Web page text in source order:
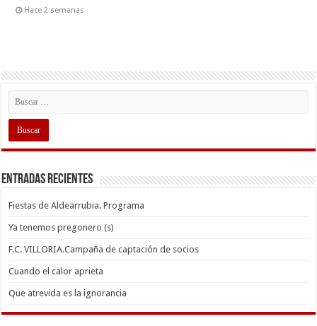
Hace 2 semanas
Entradas recientes
Fiestas de Aldearrubia. Programa
Ya tenemos pregonero (s)
F.C. VILLORIA.Campaña de captación de socios
Cuando el calor aprieta
Que atrevida es la ignorancia